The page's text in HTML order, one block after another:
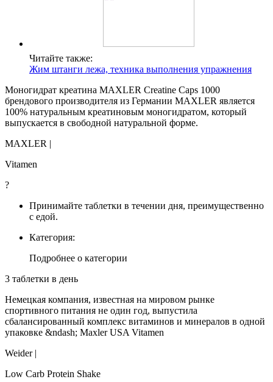
Читайте также:
Жим штанги лежа, техника выполнения упражнения
Моногидрат креатина MAXLER Creatine Caps 1000
брендового производителя из Германии MAXLER является
100% натуральным креатиновым моногидратом, который
выпускается в свободной натуральной форме.
MAXLER |
Vitamen
?
Принимайте таблетки в течении дня, преимущественно
с едой.
Категория:
Подробнее о категории
3 таблетки в день
Немецкая компания, известная на мировом рынке
спортивного питания не один год, выпустила
сбалансированный комплекс витаминов и минералов в одной
упаковке &ndash; Maxler USA Vitamen
Weider |
Low Carb Protein Shake